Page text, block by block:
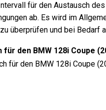
für den Austausch
ab. Es wird im
überprüfen und bei Bedarf
für den BMW 128i Coupe
für den BMW 128i Coupe